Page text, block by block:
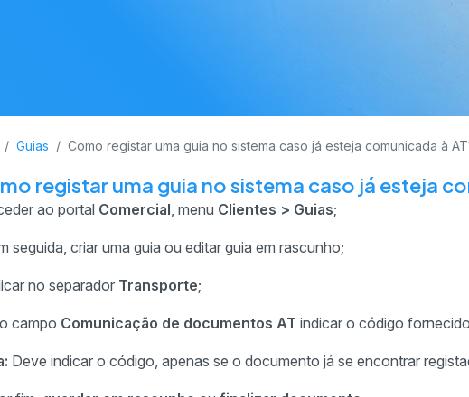
Guias Como registar uma guia no sistema caso já esteja comunicada à
registar uma guia no sistema caso já esteja
ao portal Comercial, menu Clientes > Guias;
seguida, criar uma guia ou editar guia em rascunho;
no separador Transporte;
campo Comunicação de documentos AT indicar o código
Deve indicar o código, apenas se o documento já se encontrar